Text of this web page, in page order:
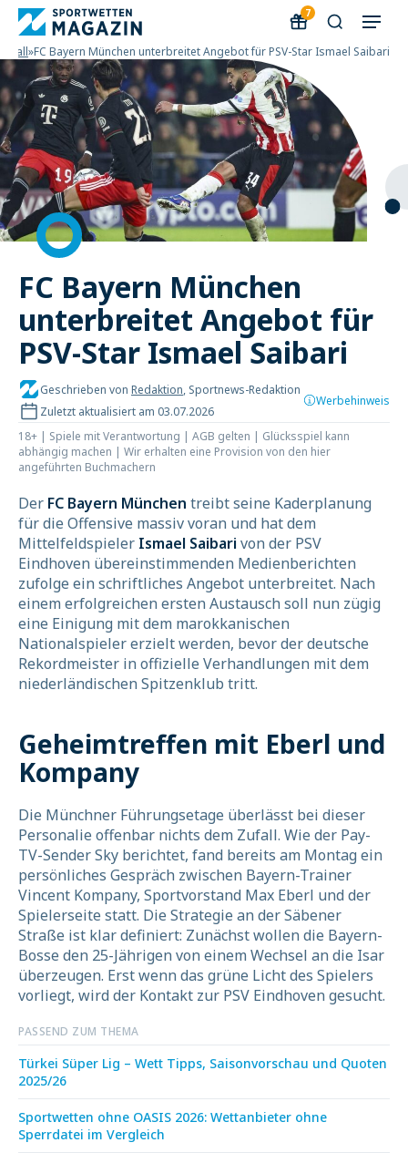
7
»FC Bayern München unterbreitet Angebot für PSV-Star Ismael Saibari
FC Bayern München
unterbreitet Angebot für
PSV-Star Ismael Saibari
Geschrieben von Redaktion, Sportnews-Redaktion
Zuletzt aktualisiert am 03.07.2026
Werbehinweis
18+ | Spiele mit Verantwortung | AGB gelten | Glücksspiel kann
abhängig machen | Wir erhalten eine Provision von den hier
angeführten Buchmachern
Der FC Bayern München treibt seine Kaderplanung
für die Offensive massiv voran und hat dem
Mittelfeldspieler Ismael Saibari von der PSV
Eindhoven übereinstimmenden Medienberichten
zufolge ein schriftliches Angebot unterbreitet. Nach
einem erfolgreichen ersten Austausch soll nun zügig
eine Einigung mit dem marokkanischen
Nationalspieler erzielt werden, bevor der deutsche
Rekordmeister in offizielle Verhandlungen mit dem
niederländischen Spitzenklub tritt.
Geheimtreffen mit Eberl und
Kompany
Die Münchner Führungsetage überlässt bei dieser
Personalie offenbar nichts dem Zufall. Wie der Pay-
TV-Sender Sky berichtet, fand bereits am Montag ein
persönliches Gespräch zwischen Bayern-Trainer
Vincent Kompany, Sportvorstand Max Eberl und der
Spielerseite statt. Die Strategie an der Säbener
Straße ist klar definiert: Zunächst wollen die Bayern-
Bosse den 25-Jährigen von einem Wechsel an die Isar
überzeugen. Erst wenn das grüne Licht des Spielers
vorliegt, wird der Kontakt zur PSV Eindhoven gesucht.
PASSEND ZUM THEMA
Türkei Süper Lig – Wett Tipps, Saisonvorschau und Quoten
2025/26
Sportwetten ohne OASIS 2026: Wettanbieter ohne
Sperrdatei im Vergleich